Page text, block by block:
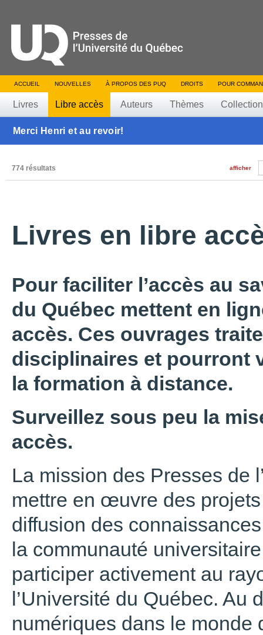
ACCUEIL NOUVELLES À PROPOS DES PUQ DROITS POUR
Livres Libre accès Auteurs Thèmes
Merci Henri et au revoir!
774 résultats afficher
Livres en libre
Pour faciliter l’accès au
du Québec mettent en
accès. Ces ouvrages
disciplinaires et pourront
la formation à distance.
Surveillez sous peu la
accès.
La mission des Presses de
mettre en œuvre des
diffusion des
la communauté
participer activement au
l’Université du Québec. Au
numériques dans le monde